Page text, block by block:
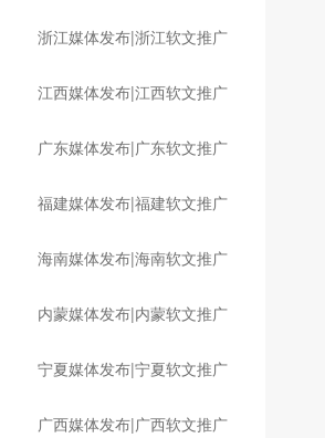
浙江媒体发布|浙江软文推广
江西媒体发布|江西软文推广
广东媒体发布|广东软文推广
福建媒体发布|福建软文推广
海南媒体发布|海南软文推广
内蒙媒体发布|内蒙软文推广
宁夏媒体发布|宁夏软文推广
广西媒体发布|广西软文推广